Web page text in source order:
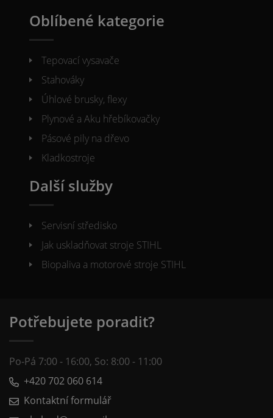
Oblíbené kategorie
Tepovací vysavače
Stahováky
Úhlové brusky, flexy
Plynové a Aku hřebíkovačky
Pásové pily na dřevo
Kladkostroje
Další služby
Servisní středisko
Jak uskladňovat stroje STIHL
Biopaliva a motorové stroje STIHL
Potřebujete poradit?
Po-Pá 7:00 - 16:00, So: 8:00 - 11:00
+420 702 060 614
Kontaktní formulář